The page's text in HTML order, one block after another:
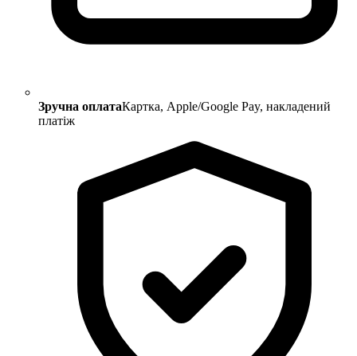
Зручна оплатаКартка, Apple/Google Pay, накладений
платіж